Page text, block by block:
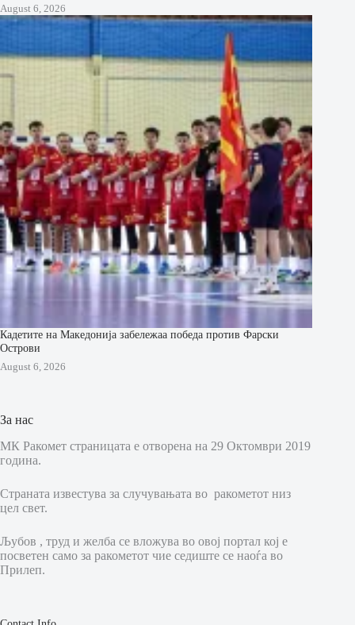
August 6, 2026
Кадетите на Македонија забележаа победа против Фарски
Острови
August 6, 2026
За нас
МК Ракомет страницата е отворена на 29 Октомври 2019
година.
Страната известува за случувањата во ракометот низ
цел свет.
Љубов , труд и желба се вложува во овој портал кој е
посветен само за ракометот чие седиште се наоѓа во
Прилеп.